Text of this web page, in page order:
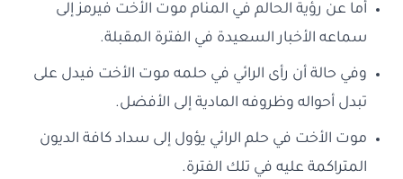
أما عن رؤية الحالم في المنام موت الأخت فيرمز إلى
سماعه الأخبار السعيدة في الفترة المقبلة.
وفي حالة أن رأى الرائي في حلمه موت الأخت فيدل على
تبدل أحواله وظروفه المادية إلى الأفضل.
موت الأخت في حلم الرائي يؤول إلى سداد كافة الديون
المتراكمة عليه في تلك الفترة.